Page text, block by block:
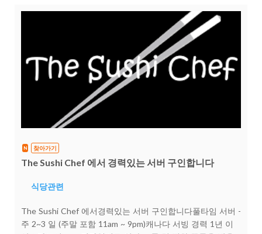
N 찾아가기
The Sushi Chef 에서 경력있는 서버 구인합니다
식당관련
The Sushi Chef 에서경력있는 서버 구인합니다풀타임 서버 -
주 2~3 일 (주말 포함 11am ~ 9pm)캐나다 서빙 경력 1년 이